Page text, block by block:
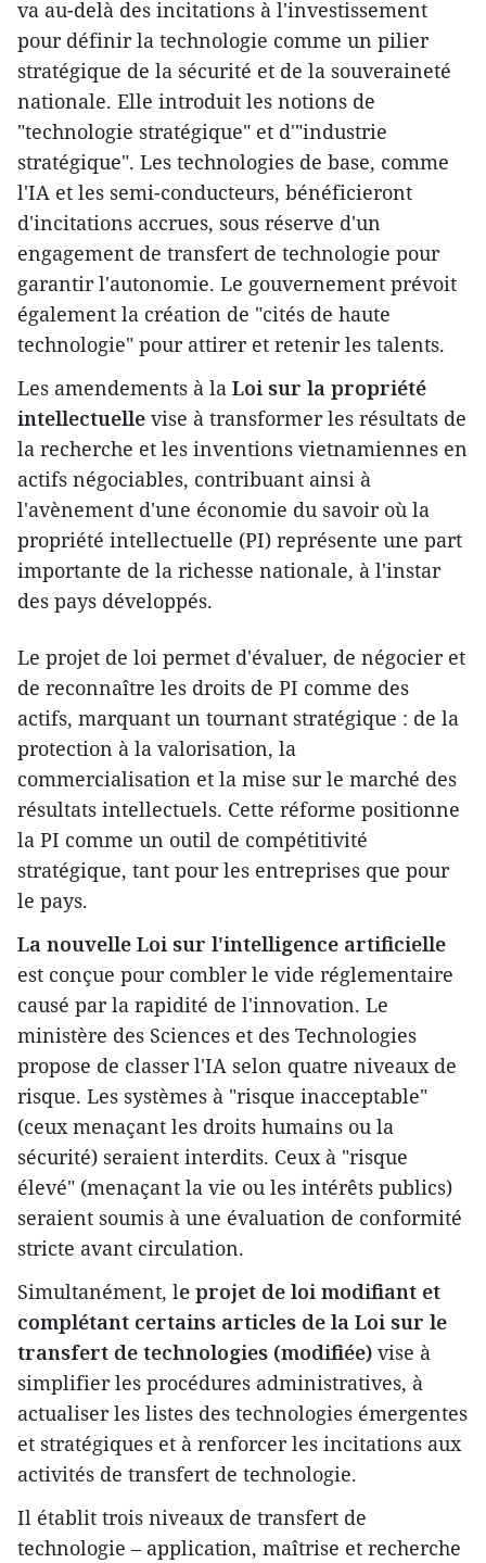
va au-delà des incitations à l'investissement
pour définir la technologie comme un pilier
stratégique de la sécurité et de la souveraineté
nationale. Elle introduit les notions de
"technologie stratégique" et d'"industrie
stratégique". Les technologies de base, comme
l'IA et les semi-conducteurs, bénéficieront
d'incitations accrues, sous réserve d'un
engagement de transfert de technologie pour
garantir l'autonomie. Le gouvernement prévoit
également la création de "cités de haute
technologie" pour attirer et retenir les talents.
Les amendements à la Loi sur la propriété
intellectuelle vise à transformer les résultats de
la recherche et les inventions vietnamiennes en
actifs négociables, contribuant ainsi à
l'avènement d'une économie du savoir où la
propriété intellectuelle (PI) représente une part
importante de la richesse nationale, à l'instar
des pays développés.
Le projet de loi permet d'évaluer, de négocier et
de reconnaître les droits de PI comme des
actifs, marquant un tournant stratégique : de la
protection à la valorisation, la
commercialisation et la mise sur le marché des
résultats intellectuels. Cette réforme positionne
la PI comme un outil de compétitivité
stratégique, tant pour les entreprises que pour
le pays.
La nouvelle Loi sur l'intelligence artificielle
est conçue pour combler le vide réglementaire
causé par la rapidité de l'innovation. Le
ministère des Sciences et des Technologies
propose de classer l'IA selon quatre niveaux de
risque. Les systèmes à "risque inacceptable"
(ceux menaçant les droits humains ou la
sécurité) seraient interdits. Ceux à "risque
élevé" (menaçant la vie ou les intérêts publics)
seraient soumis à une évaluation de conformité
stricte avant circulation.
Simultanément, le projet de loi modifiant et
complétant certains articles de la Loi sur le
transfert de technologies (modifiée) vise à
simplifier les procédures administratives, à
actualiser les listes des technologies émergentes
et stratégiques et à renforcer les incitations aux
activités de transfert de technologie.
Il établit trois niveaux de transfert de
technologie – application, maîtrise et recherche